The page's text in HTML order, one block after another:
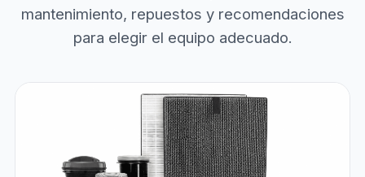
mantenimiento, repuestos y recomendaciones
para elegir el equipo adecuado.